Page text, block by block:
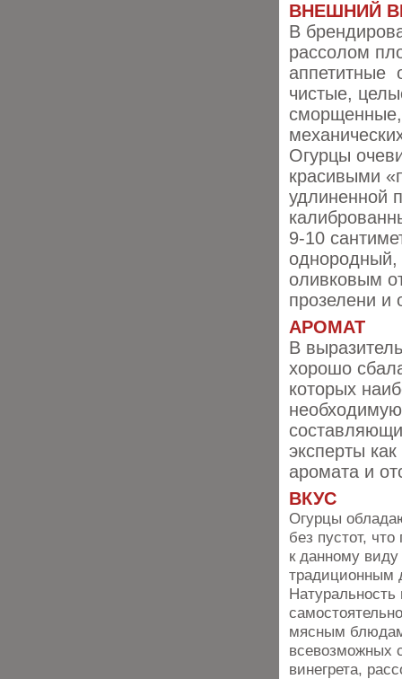
ВНЕШНИЙ
В
рассолом
аппетитные
чистые,
Огурцы
красивыми
удлиненной
9-10
однородный,
оливковым
прозелени и
АРОМАТ
В
хорошо
которых
эксперты
аромата и
ВКУС
Огурцы
без пустот,
к данному
традиционным
Натуральность
мясным
всевозможных
винегрета,